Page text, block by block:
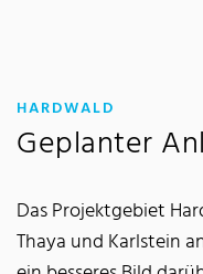
HARDWALD
Geplanter
Das Projektgebiet
Thaya und Karlstein